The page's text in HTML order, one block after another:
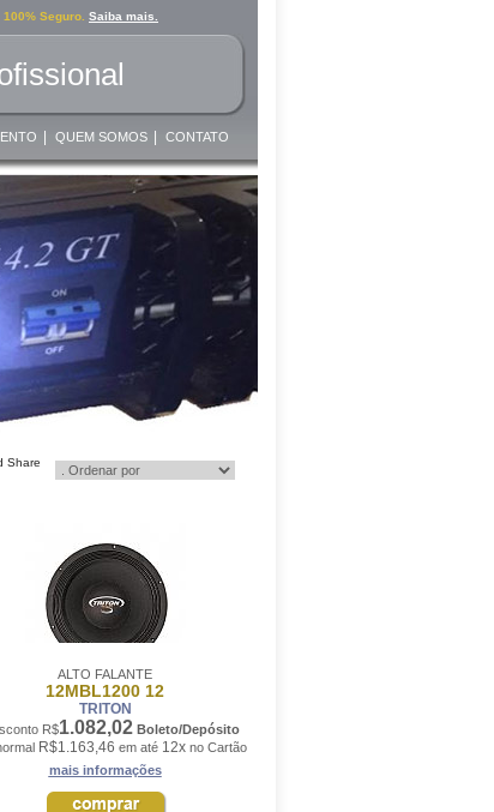
100% Seguro. Saiba mais.
QUEM SOMOS| CONTATO
ALTO FALANTE
12MBL1200 12
TRITON
R$1.082,02 Boleto/Depósito
R$1.163,46 em até 12x no Cartão
mais informações